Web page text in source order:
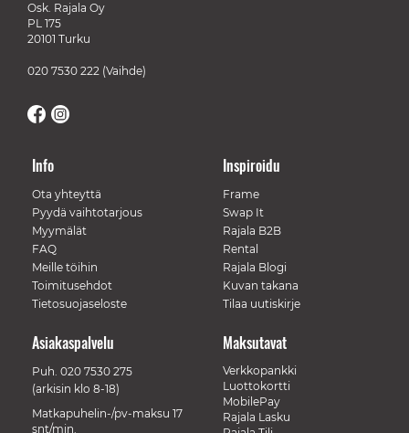
Osk. Rajala Oy
PL 175
20101 Turku
020 7530 222 (Vaihde)
Info
Ota yhteyttä
Pyydä vaihtotarjous
Myymälät
FAQ
Meille töihin
Toimitusehdot
Tietosuojaseloste
Inspiroidu
Frame
Swap It
Rajala B2B
Rental
Rajala Blogi
Kuvan takana
Tilaa uutiskirje
Maksutavat
Verkkopankki
Luottokortti
MobilePay
Rajala Lasku
Asiakaspalvelu
Puh. 020 7530 275
(arkisin klo 8-18)
Matkapuhelin-/pv-maksu 17
snt/min.